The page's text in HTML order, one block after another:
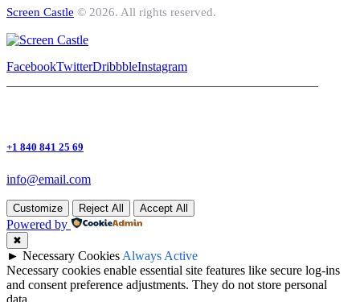
Screen Castle © 2026. All rights reserved.
FacebookTwitterDribbbleInstagram
+1 840 841 25 69
info@email.com
Customize Reject All Accept All
Powered by
✖
► Necessary Cookies Always Active
Necessary cookies enable essential site features like secure log-ins
and consent preference adjustments. They do not store personal
data.